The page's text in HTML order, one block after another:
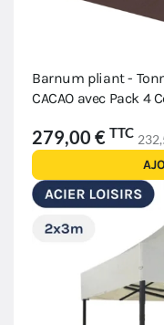
Barnum pliant -
CACAO avec Pack 4
279,00 € TTC